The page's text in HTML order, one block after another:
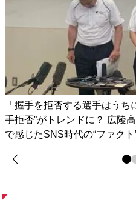
「握手を拒否する選手はう
手拒否”がトレンドに？ 広陵
で感じたSNS時代の“ファクト